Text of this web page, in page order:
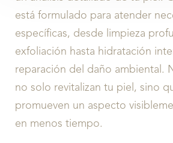
está formulado para atender
específicas, desde limpieza
exfoliación hasta hidratación
reparación del daño ambiental.
no solo revitalizan tu piel, sino
promueven un aspecto
en menos tiempo.